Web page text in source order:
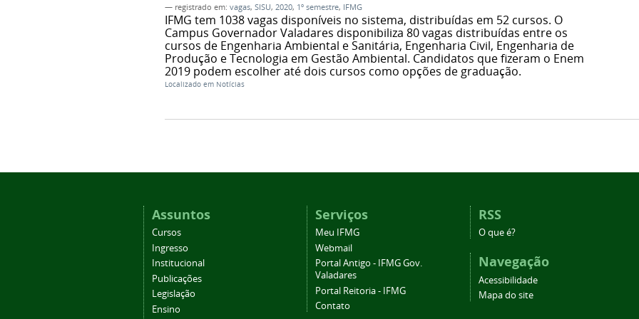
— registrado em: vagas, SISU, 2020, 1º semestre, IFMG
IFMG tem 1038 vagas disponíveis no sistema, distribuídas em 52 cursos. O
Campus Governador Valadares disponibiliza 80 vagas distribuídas entre os
cursos de Engenharia Ambiental e Sanitária, Engenharia Civil, Engenharia de
Produção e Tecnologia em Gestão Ambiental. Candidatos que fizeram o Enem
2019 podem escolher até dois cursos como opções de graduação.
Localizado em Notícias
Assuntos
Cursos
Ingresso
Institucional
Publicações
Legislação
Ensino
Serviços
Meu IFMG
Webmail
Portal Antigo - IFMG Gov.
Valadares
Portal Reitoria - IFMG
Contato
RSS
O que é?
Navegação
Acessibilidade
Mapa do site